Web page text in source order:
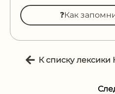
❓Как
К списку лексики